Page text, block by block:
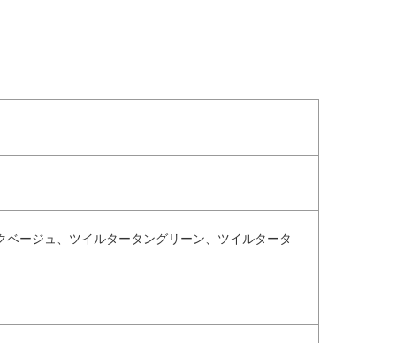
ージュ、ツイルタータングリーン、ツイルタータ